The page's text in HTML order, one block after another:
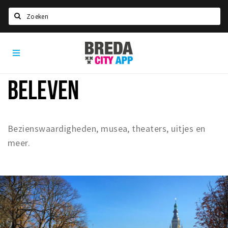
Home
Deals
Nieuws, interviews & blogs
Slapen
Recreatief
Winkels
Breda
City
App
BELEVEN
Bezienswaardigheden, musea, theaters, uitjes en
meer.